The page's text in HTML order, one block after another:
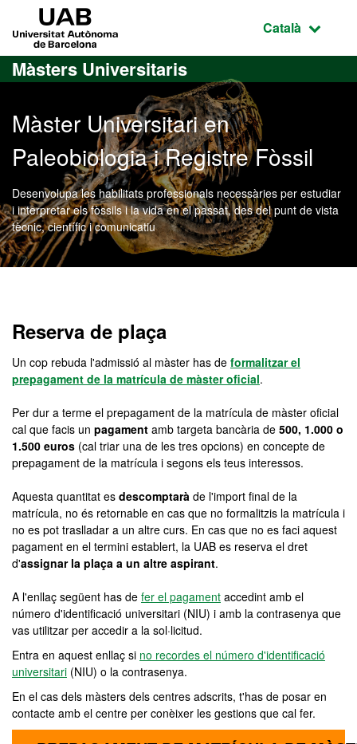
Ves al contingut principal
Ves a la navegació de la pàgina
Idioma
Català
Màsters Universitaris
Màster Universitari en
Paleobiologia i Registre Fòssil
Desenvolupa les habilitats professionals necessàries per estudiar
i interpretar els fòssils i la vida en el passat, des del punt de vista
tècnic, científic i comunicatiu
Reserva de plaça
Un cop rebuda l'admissió al màster has de formalitzar el
prepagament de la matrícula de màster oficial.
Per dur a terme el prepagament de la matrícula de màster oficial
cal que facis un pagament amb targeta bancària de 500, 1.000 o
1.500 euros (cal triar una de les tres opcions) en concepte de
prepagament de la matrícula i segons els teus interessos.
Aquesta quantitat es descomptarà de l'import final de la
matrícula, no és retornable en cas que no formalitzis la matrícula i
no es pot traslladar a un altre curs. En cas que no es faci aquest
pagament en el termini establert, la UAB es reserva el dret
d'assignar la plaça a un altre aspirant.
A l'enllaç següent has de fer el pagament accedint amb el
número d'identificació universitari (NIU) i amb la contrasenya que
vas utilitzar per accedir a la sol·licitud.
Entra en aquest enllaç si no recordes el número d'identificació
universitari (NIU) o la contrasenya.
En el cas dels màsters dels centres adscrits, t'has de posar en
contacte amb el centre per conèixer les gestions que cal fer.